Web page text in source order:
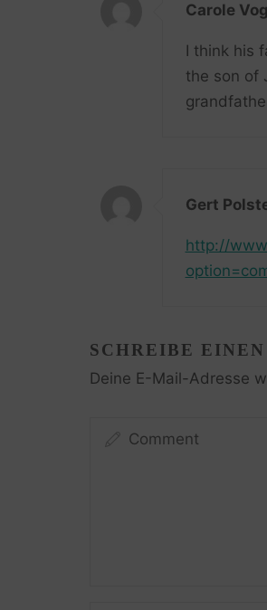
Carole
I think his
the son of
Gert
http://
SCHREIBE
Deine E-Mail-Adresse